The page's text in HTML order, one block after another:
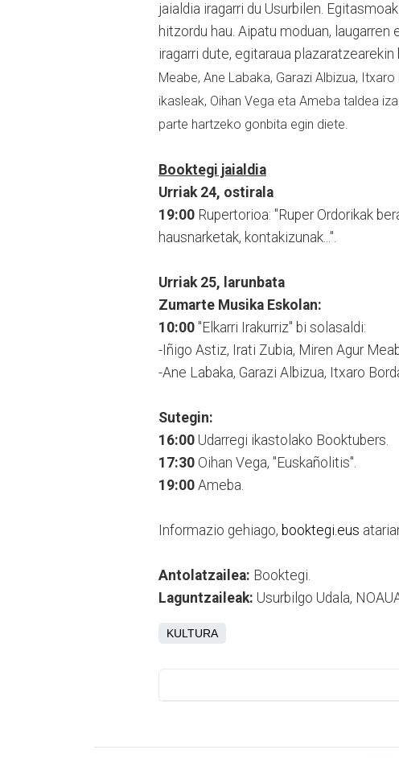
jaialdia iragarri du Usurbilen.
hitzordu hau. Aipatu moduan,
iragarri dute, egitaraua plazaratzearekin
Meabe, Ane Labaka, Garazi Albizua,
ikasleak, Oihan Vega eta Ameba taldea
parte hartzeko gonbita egin diete.
Booktegi jaialdia
Urriak 24, ostirala
19:00 Rupertorioa: "Ruper Ordorikak
hausnarketak, kontakizunak...".
Urriak 25, larunbata
Zumarte Musika Eskolan:
10:00 "Elkarri Irakurriz" bi solasaldi:
-Iñigo Astiz, Irati Zubia, Miren Agur
-Ane Labaka, Garazi Albizua, Itxaro
Sutegin:
16:00 Udarregi ikastolako Booktubers.
17:30 Oihan Vega, "Euskañolitis".
19:00 Ameba.
Informazio gehiago, booktegi.eus
Antolatzailea: Booktegi.
Laguntzaileak: Usurbilgo Udala,
KULTURA